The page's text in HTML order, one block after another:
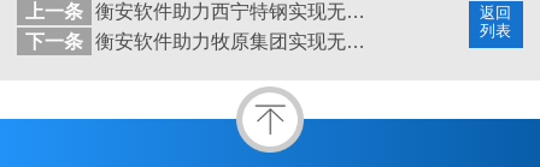
返回
列表
上一条
衡安软件助力西宁特钢实现无人值守称重系统
下一条
衡安软件助力牧原集团实现无人值守称重系统